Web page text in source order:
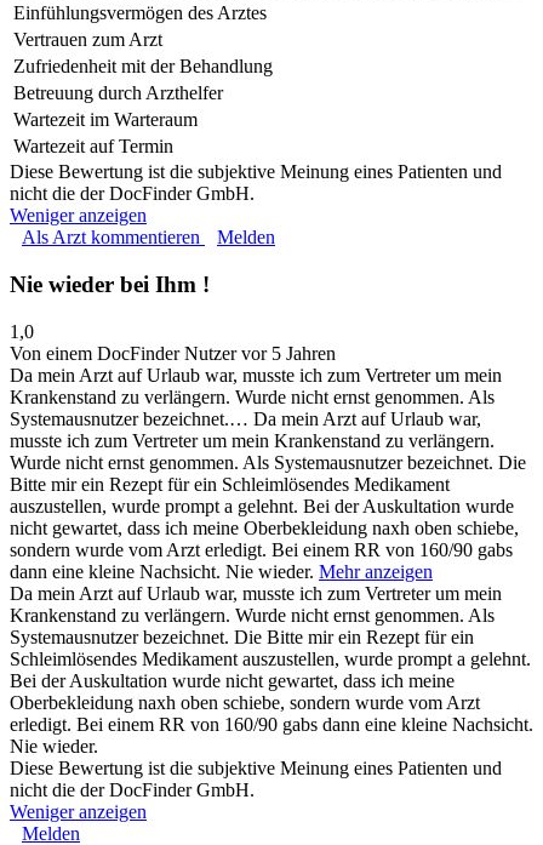
Einfühlungsvermögen des Arztes
Vertrauen zum Arzt
Zufriedenheit mit der Behandlung
Betreuung durch Arzthelfer
Wartezeit im Warteraum
Wartezeit auf Termin
Diese Bewertung ist die subjektive Meinung eines Patienten und
nicht die der DocFinder GmbH.
Weniger anzeigen
Als Arzt kommentieren
Melden
Nie wieder bei Ihm !
1,0
Von einem DocFinder Nutzervor 5 Jahren
Da mein Arzt auf Urlaub war, musste ich zum Vertreter um mein
Krankenstand zu verlängern. Wurde nicht ernst genommen. Als
Systemausnutzer bezeichnet.… Da mein Arzt auf Urlaub war,
musste ich zum Vertreter um mein Krankenstand zu verlängern.
Wurde nicht ernst genommen. Als Systemausnutzer bezeichnet. Die
Bitte mir ein Rezept für ein Schleimlösendes Medikament
auszustellen, wurde prompt a gelehnt. Bei der Auskultation wurde
nicht gewartet, dass ich meine Oberbekleidung naxh oben schiebe,
sondern wurde vom Arzt erledigt. Bei einem RR von 160/90 gabs
dann eine kleine Nachsicht. Nie wieder. Mehr anzeigen
Da mein Arzt auf Urlaub war, musste ich zum Vertreter um mein
Krankenstand zu verlängern. Wurde nicht ernst genommen. Als
Systemausnutzer bezeichnet. Die Bitte mir ein Rezept für ein
Schleimlösendes Medikament auszustellen, wurde prompt a gelehnt.
Bei der Auskultation wurde nicht gewartet, dass ich meine
Oberbekleidung naxh oben schiebe, sondern wurde vom Arzt
erledigt. Bei einem RR von 160/90 gabs dann eine kleine Nachsicht.
Nie wieder.
Diese Bewertung ist die subjektive Meinung eines Patienten und
nicht die der DocFinder GmbH.
Weniger anzeigen
Melden